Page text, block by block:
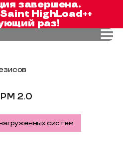
завершена.
HighLoad++
раз!
2.0
систем